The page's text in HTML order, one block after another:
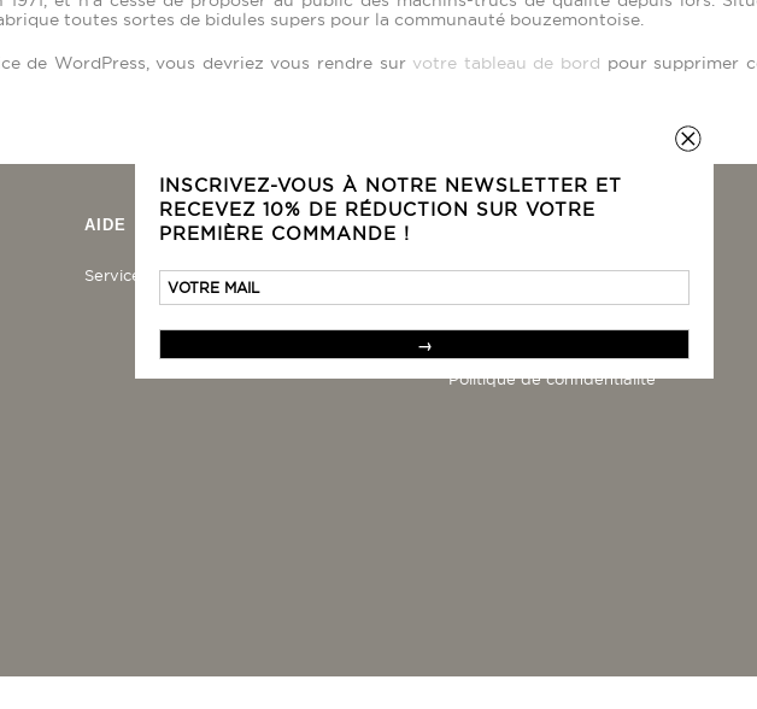
INSCRIVEZ-VOUS À NOTRE NEWSLETTER ET
RECEVEZ 10% DE RÉDUCTION SUR VOTRE
PREMIÈRE COMMANDE !
toutes sortes de bidules supers pour la communauté bouzemontoise.
de WordPress, vous devriez vous rendre sur votre tableau de bord pour supprimer
AIDE
Service client CGV
Mentions légales
Politique de confidentialité